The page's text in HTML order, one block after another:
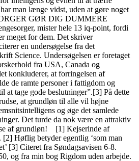
man længe vidst, uden at gøre noget
GØR DIG DUMMERE
mister hele 13 iq-point, fordi
meget for dem. Det skriver
en undersøgelse fra det
Science. Undersøgelsen er foretaget
fra USA, Canada og
konkluderer, at forringelsen af
de ramte personer i fattigdom og
at tage gode beslutninger”.[3] På dette
at grundløn til alle vil højne
og øge det samlede
Det turde da nok være en attraktiv
af grundløn! [1] Kejserinde af
[2] Høflig betyder egentlig ‘som man
[3] Citeret fra Søndagsavisen 6-8.
og fra min bog Rigdom uden arbejde.